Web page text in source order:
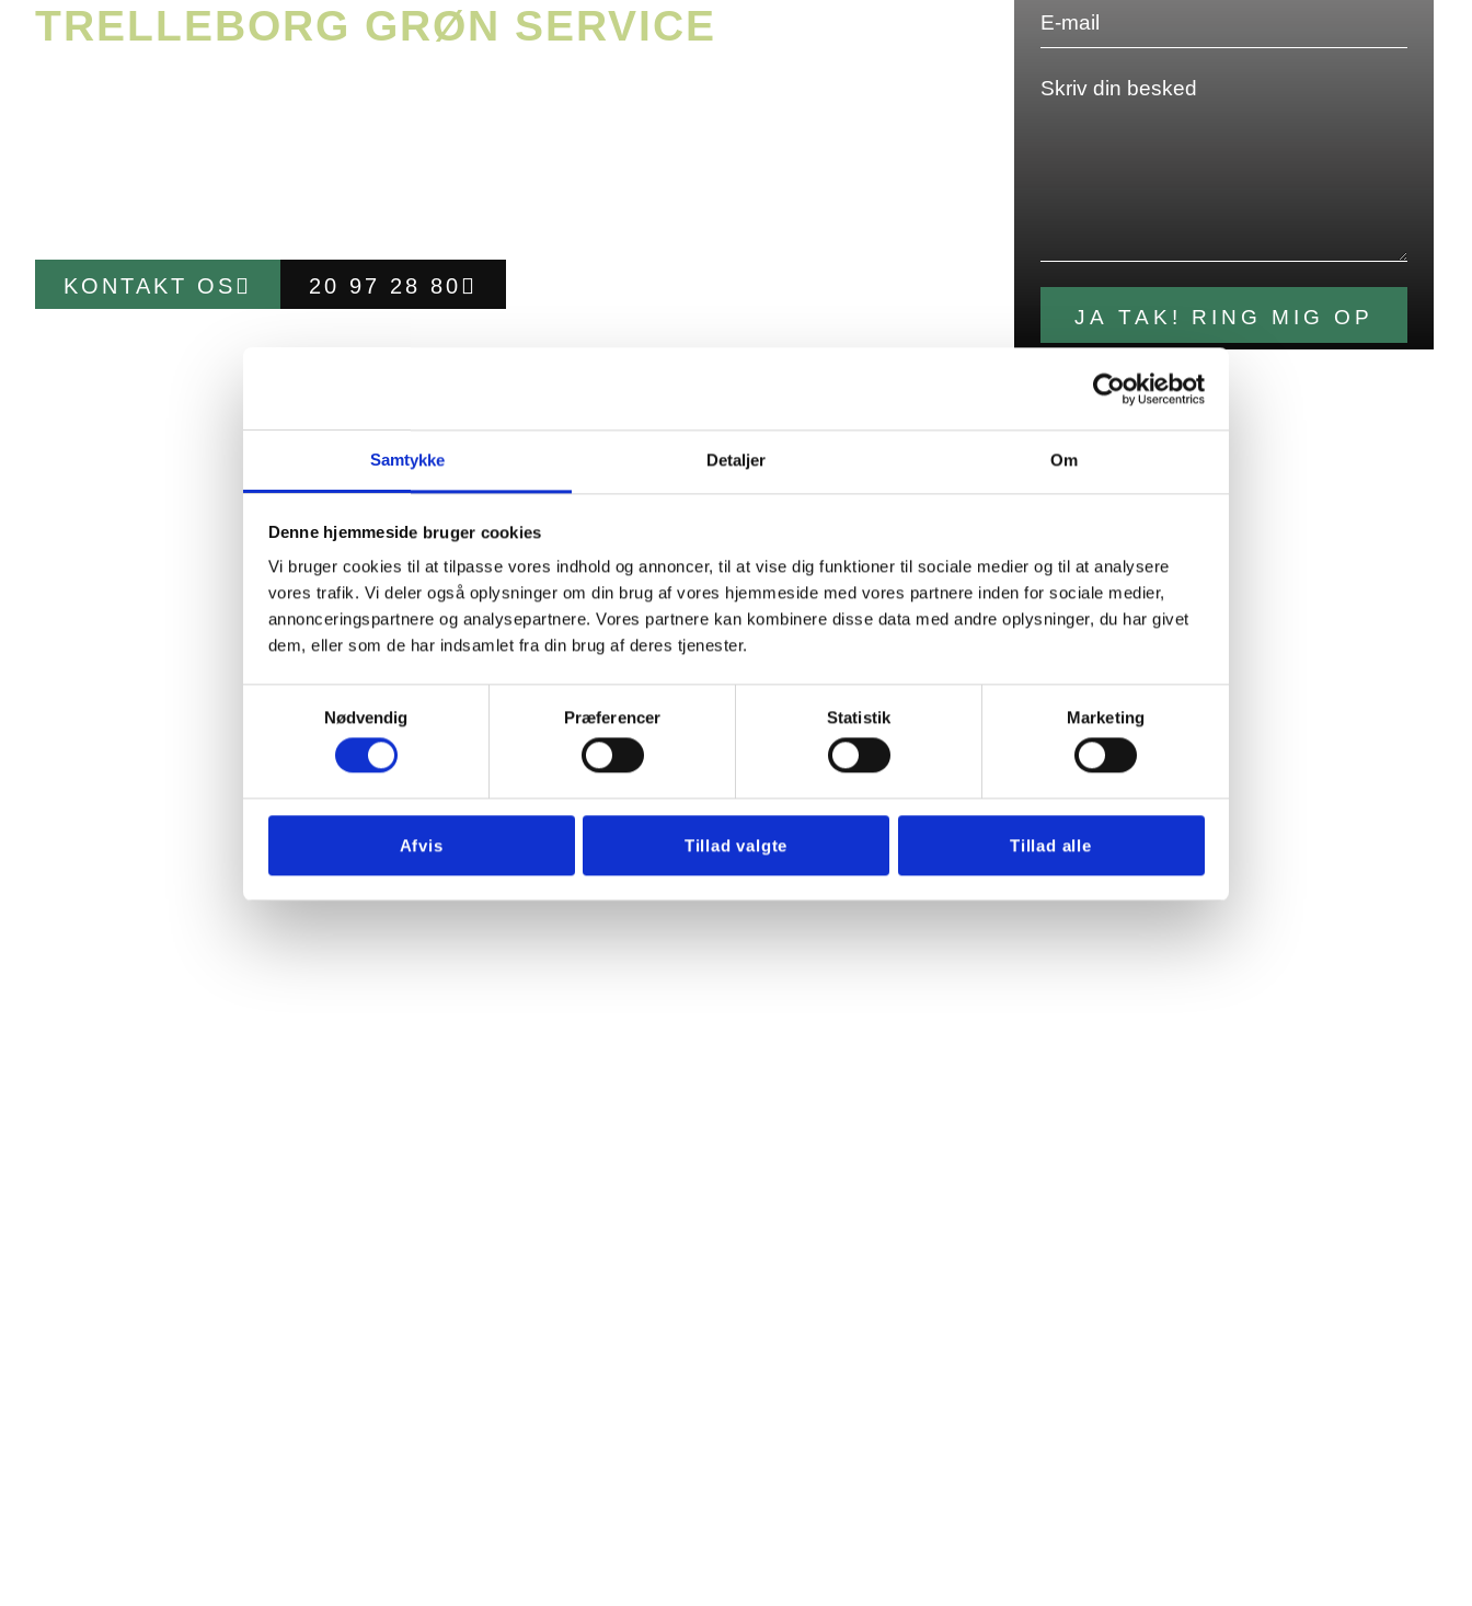
Samtykke Detaljer Om
Denne hjemmeside bruger cookies
Vi bruger cookies til at tilpasse vores indhold og annoncer, til at vise dig funktioner til sociale medier og til at analysere
vores trafik. Vi deler også oplysninger om din brug af vores hjemmeside med vores partnere inden for sociale medier,
annonceringspartnere og analysepartnere. Vores partnere kan kombinere disse data med andre oplysninger, du har givet
dem, eller som de har indsamlet fra din brug af deres tjenester.
Nødvendig
Præferencer Statistik Marketing
Afvis Tillad valgte Tillad alle
TRELLEBORG GRØN SERVICE
KONTAKT OS 20 97 28 80